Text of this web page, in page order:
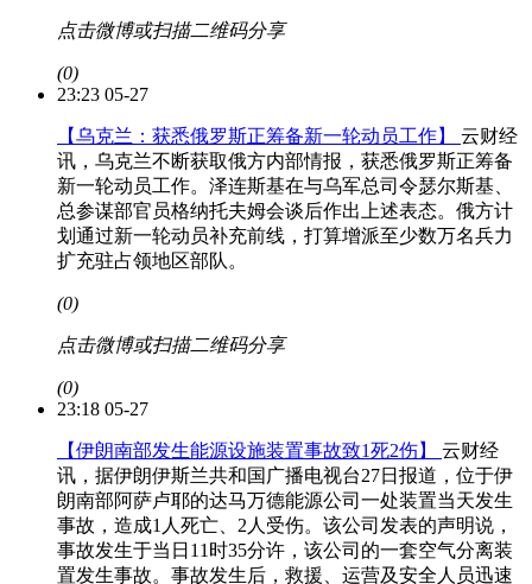
点击微博或扫描二维码分享
(0)
23:23 05-27
【乌克兰：获悉俄罗斯正筹备新一轮动员工作】 云财经
讯，乌克兰不断获取俄方内部情报，获悉俄罗斯正筹备
新一轮动员工作。泽连斯基在与乌军总司令瑟尔斯基、
总参谋部官员格纳托夫姆会谈后作出上述表态。俄方计
划通过新一轮动员补充前线，打算增派至少数万名兵力
扩充驻占领地区部队。
(0)
点击微博或扫描二维码分享
(0)
23:18 05-27
【伊朗南部发生能源设施装置事故致1死2伤】 云财经
讯，据伊朗伊斯兰共和国广播电视台27日报道，位于伊
朗南部阿萨卢耶的达马万德能源公司一处装置当天发生
事故，造成1人死亡、2人受伤。该公司发表的声明说，
事故发生于当日11时35分许，该公司的一套空气分离装
置发生事故。事故发生后，救援、运营及安全人员迅速